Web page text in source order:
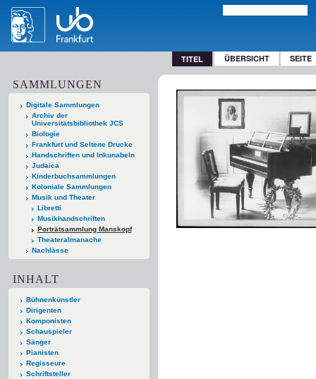
TITEL ÜBERSICHT SEITE
SAMMLUNGEN
Digitale Sammlungen
Archiv der
Universitätsbibliothek JCS
Biologie
Frankfurt und Seltene Drucke
Handschriften und Inkunabeln
Judaica
Kinderbuchsammlungen
Koloniale Sammlungen
Musik und Theater
Libretti
Musikhandschriften
Porträtsammlung Manskopf
Theateralmanache
Nachlässe
INHALT
Bühnenkünstler
Dirigenten
Komponisten
Schauspieler
Sänger
Pianisten
Regisseure
Schriftsteller